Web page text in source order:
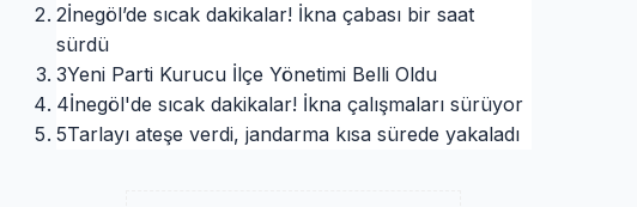
2İnegöl’de sıcak dakikalar! İkna çabası bir saat
sürdü
3Yeni Parti Kurucu İlçe Yönetimi Belli Oldu
4İnegöl'de sıcak dakikalar! İkna çalışmaları sürüyor
5Tarlayı ateşe verdi, jandarma kısa sürede yakaladı